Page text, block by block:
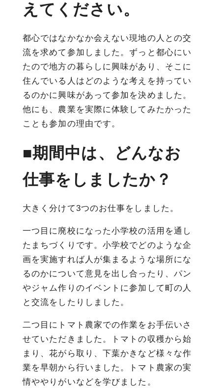
えてください。
都心ではなかなか会えない現地の人との交
流を求めて参加しました。ずっと都心にい
たので地方の暮らしに興味があり、そこに
住んでいる人はどのような考えを持ってい
るのかに興味があって参加を決めました。
他にも、農業を実際に体験してみたかった
ことも参加の理由です。
■期間中は、どんなお
仕事をしましたか？
大きく分けて3つのお仕事をしました。
一つ目に廃校になった小学校の活用を通し
たまちづくりです。小学校でどのような企
画を実施すれば人が集まるような場所にな
るのかについて意見を出し合ったり、パン
やジャム作りのイベントに参加して町の人
と交流をしたりしました。
二つ目にトマト農家での作業をお手伝いさ
せていただきました。トマトの収穫から始
まり、花がら取り、下葉かきなど様々な作
業を早朝から行いました。トマト農家の実
情ややりがいなどを学びました。